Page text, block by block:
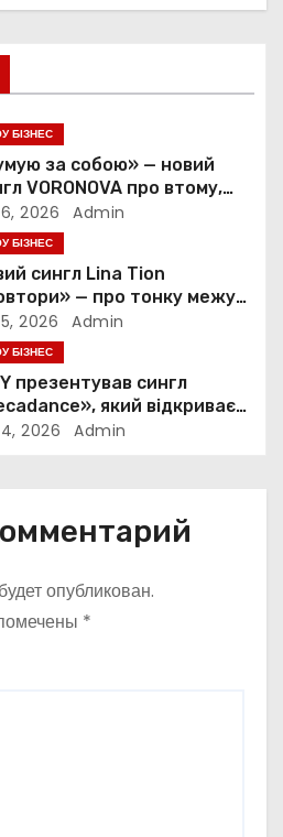
БІЗНЕС
за собою» — новий
VORONOVA про втому,
та повернення до себе
2026 Admin
БІЗНЕС
сингл Lina Tion
— про тонку межу
коханням, залежністю та
прив’язаністю
2026 Admin
БІЗНЕС
презентував сингл
який відкриває
сторінку українського
2026 Admin
опубликован.
*